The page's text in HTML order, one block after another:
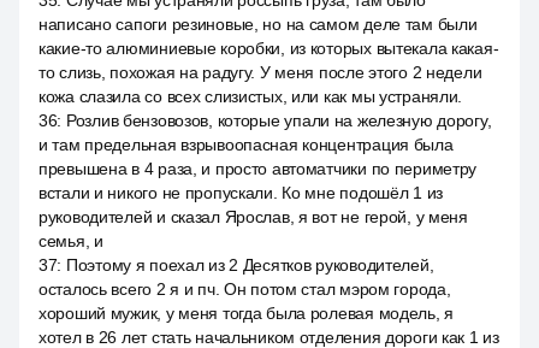
написано сапоги резиновые, но на самом деле там были
какие-то алюминиевые коробки, из которых вытекала какая-
то слизь, похожая на радугу. У меня после этого 2 недели
кожа слазила со всех слизистых, или как мы устраняли.
36: Розлив бензовозов, которые упали на железную дорогу,
и там предельная взрывоопасная концентрация была
превышена в 4 раза, и просто автоматчики по периметру
встали и никого не пропускали. Ко мне подошёл 1 из
руководителей и сказал Ярослав, я вот не герой, у меня
семья, и
37: Поэтому я поехал из 2 Десятков руководителей,
осталось всего 2 я и пч. Он потом стал мэром города,
хороший мужик, у меня тогда была ролевая модель, я
хотел в 26 лет стать начальником отделения дороги как 1 из